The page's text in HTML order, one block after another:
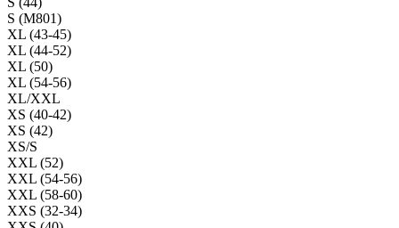
S (M801)
XL (43-45)
XL (44-52)
XL (50)
XL (54-56)
XL/XXL
XS (40-42)
XS (42)
XS/S
XXL (52)
XXL (54-56)
XXL (58-60)
XXS (32-34)